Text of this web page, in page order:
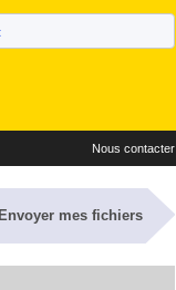
Nous contacter
Envoyer mes fichiers